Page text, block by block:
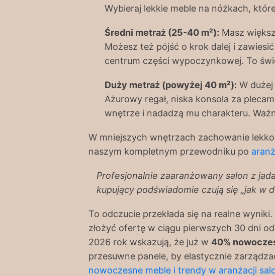
Wybieraj lekkie meble na nóżkach,
Średni metraż (25-40 m²): Masz
Możesz też pójść o krok dalej i
centrum części wypoczynkowej. To
Duży metraż (powyżej 40 m²): W
Ażurowy regał, niska konsola za
wnętrze i nadadzą mu charakteru.
W mniejszych wnętrzach zachowanie
naszym kompletnym przewodniku po
Profesjonalnie zaaranżowany salon z
kupujący podświadomie czują się „jak w
To odczucie przekłada się na realne
złożyć ofertę w ciągu pierwszych 30 dni
2026 rok wskazują, że już w 40%
przesuwne panele, by elastycznie
nowoczesne meble i trendy w aranżacji